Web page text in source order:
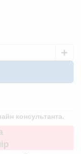
консультанта.